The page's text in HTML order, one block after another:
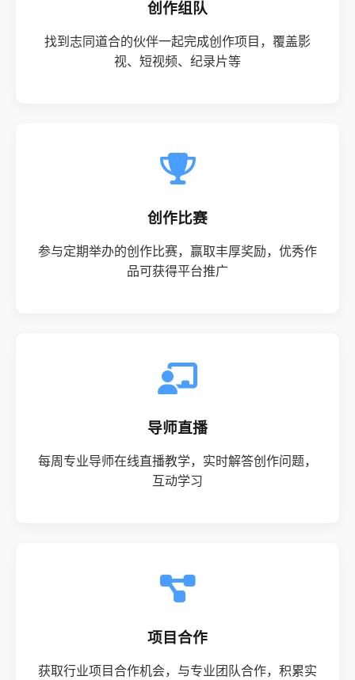
创作组队
找到志同道合的伙伴一起完成创作项目，覆盖影
视、短视频、纪录片等
创作比赛
参与定期举办的创作比赛，赢取丰厚奖励，优秀作
品可获得平台推广
导师直播
每周专业导师在线直播教学，实时解答创作问题，
互动学习
项目合作
获取行业项目合作机会，与专业团队合作，积累实